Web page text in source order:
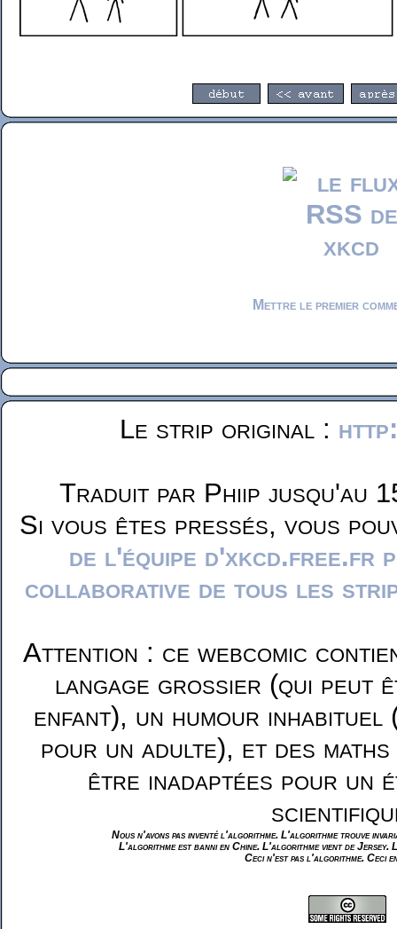
Mettre le premier
Le strip original :
Traduit par Phiip jusqu'au
Si vous êtes pressés, vous
de l'équipe d'xkcd.free.fr
collaborative de tous les
Attention : ce webcomic
langage grossier (qui peut
enfant), un humour inhabituel
pour un adulte), et des maths
être inadaptées pour un
Nous n'avons pas inventé l'algorithme. L'algorithme trouve
L'algorithme est banni en Chine. L'algorithme vient de Jersey.
Ceci n'est pas l'algorithme. Ceci